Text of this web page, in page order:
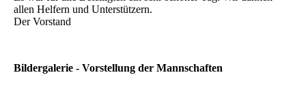
allen Helfern und Unterstützern.
Der Vorstand
Bildergalerie - Vorstellung der Mannschaften